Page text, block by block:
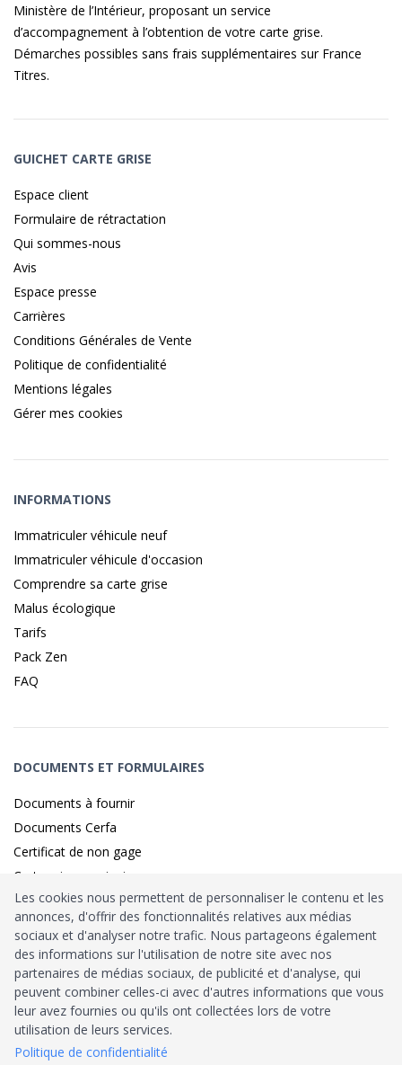
Ministère de l’Intérieur, proposant un service
d’accompagnement à l’obtention de votre carte grise.
Démarches possibles sans frais supplémentaires sur France
Titres.
GUICHET CARTE GRISE
Espace client
Formulaire de rétractation
Qui sommes-nous
Avis
Espace presse
Carrières
Conditions Générales de Vente
Politique de confidentialité
Mentions légales
Gérer mes cookies
INFORMATIONS
Immatriculer véhicule neuf
Immatriculer véhicule d'occasion
Comprendre sa carte grise
Malus écologique
Tarifs
Pack Zen
FAQ
DOCUMENTS ET FORMULAIRES
Documents à fournir
Documents Cerfa
Certificat de non gage
Carte grise provisoire
Identité sécurisé parFranceConnect
HabilitationMinistère de l’Intérieur: n°212900
Agrément Trésor Public
Les cookies nous permettent de personnaliser le contenu et les
annonces, d'offrir des fonctionnalités relatives aux médias
sociaux et d'analyser notre trafic. Nous partageons également
des informations sur l'utilisation de notre site avec nos
partenaires de médias sociaux, de publicité et d'analyse, qui
peuvent combiner celles-ci avec d'autres informations que vous
leur avez fournies ou qu'ils ont collectées lors de votre
utilisation de leurs services.
Politique de confidentialité